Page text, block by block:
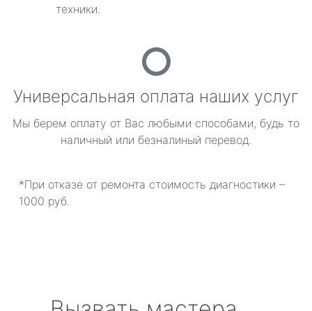
техники.
Универсальная оплата наших услуг
Мы берем оплату от Вас любыми способами, будь то
наличный или безналиный перевод.
*При отказе от ремонта стоимость диагностики –
1000 руб.